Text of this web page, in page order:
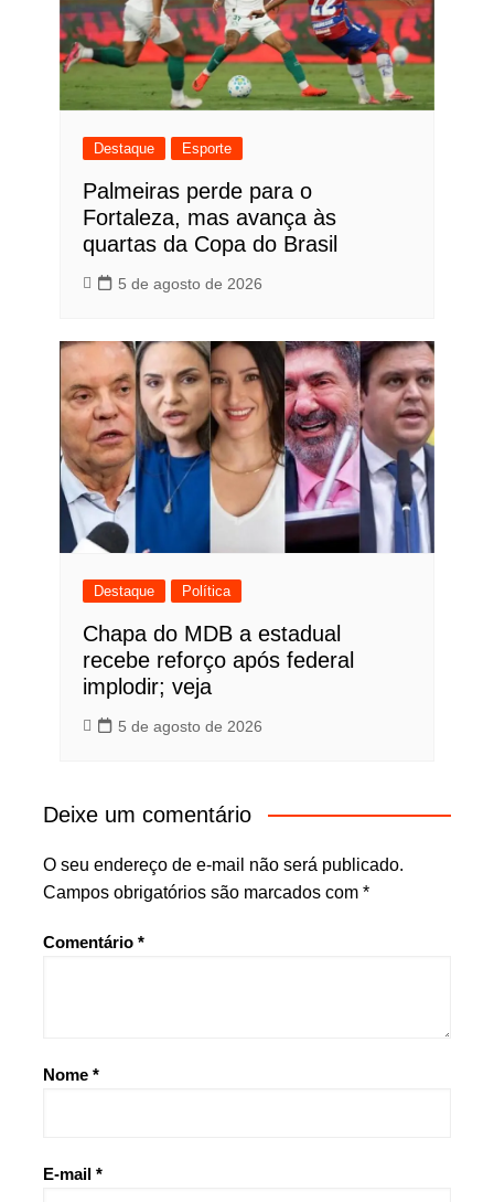
Destaque Esporte
Palmeiras perde para o
Fortaleza, mas avança às
quartas da Copa do Brasil
5 de agosto de 2026
Destaque Política
Chapa do MDB a estadual
recebe reforço após federal
implodir; veja
5 de agosto de 2026
Deixe um comentário
O seu endereço de e-mail não será publicado.
Campos obrigatórios são marcados com *
Comentário *
Nome *
E-mail *